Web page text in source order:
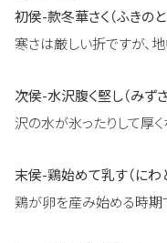
初侯-款冬華さく（ふきのと
寒さは厳しい折ですが、
次侯-水沢腹く堅し（みず
沢の水が氷ったりして厚く
末侯-鶏始めて乳す（にわ
鶏が卵を産み始める時期